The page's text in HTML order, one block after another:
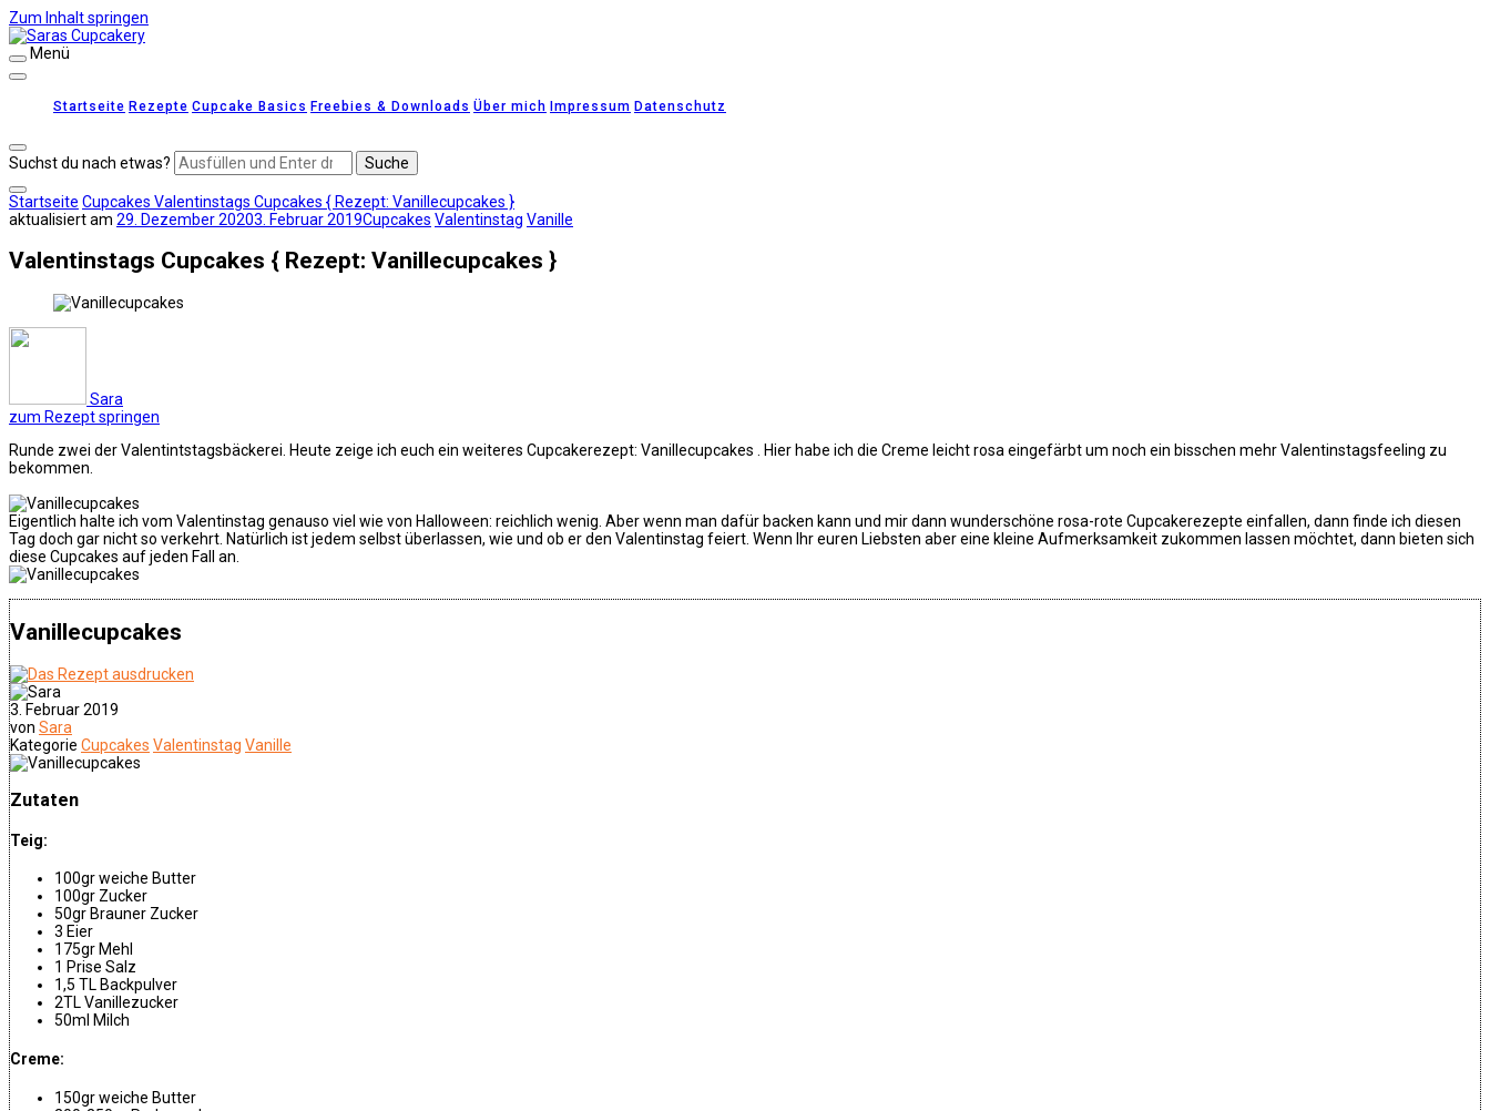
Zum Inhalt springen
Menü
Startseite Rezepte Cupcake Basics Freebies & Downloads Über mich Impressum Datenschutz
Suchst du nach etwas?
Startseite Cupcakes Valentinstags Cupcakes { Rezept: Vanillecupcakes }
aktualisiert am 29. Dezember 20203. Februar 2019Cupcakes Valentinstag Vanille
Valentinstags Cupcakes { Rezept: Vanillecupcakes }
Sara
zum Rezept springen
Runde zwei der Valentintstagsbäckerei. Heute zeige ich euch ein weiteres Cupcakerezept: Vanillecupcakes . Hier habe ich die Creme leicht rosa eingefärbt um noch ein bisschen mehr Valentinstagsfeeling zu
bekommen.
Eigentlich halte ich vom Valentinstag genauso viel wie von Halloween: reichlich wenig. Aber wenn man dafür backen kann und mir dann wunderschöne rosa-rote Cupcakerezepte einfallen, dann finde ich diesen
Tag doch gar nicht so verkehrt. Natürlich ist jedem selbst überlassen, wie und ob er den Valentinstag feiert. Wenn Ihr euren Liebsten aber eine kleine Aufmerksamkeit zukommen lassen möchtet, dann bieten sich
diese Cupcakes auf jeden Fall an.
Vanillecupcakes
3. Februar 2019
von Sara
Kategorie Cupcakes Valentinstag Vanille
Zutaten
Teig:
100gr weiche Butter
100gr Zucker
50gr Brauner Zucker
3 Eier
175gr Mehl
1 Prise Salz
1,5 TL Backpulver
2TL Vanillezucker
50ml Milch
Creme:
150gr weiche Butter